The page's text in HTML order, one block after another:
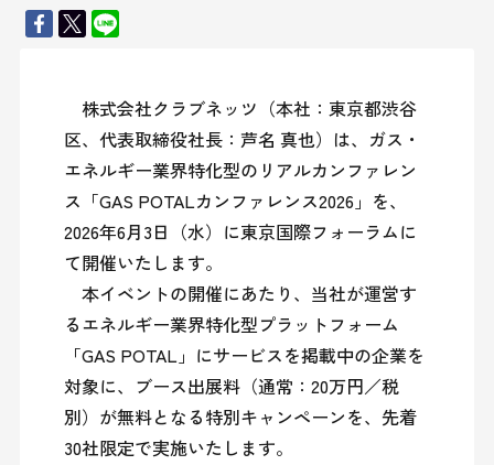
株式会社クラブネッツ（本社：東京都渋谷
区、代表取締役社長：芦名 真也）は、ガス・
エネルギー業界特化型のリアルカンファレン
ス「GAS POTALカンファレンス2026」を、
2026年6月3日（水）に東京国際フォーラムに
て開催いたします。
本イベントの開催にあたり、当社が運営す
るエネルギー業界特化型プラットフォーム
「GAS POTAL」にサービスを掲載中の企業を
対象に、ブース出展料（通常：20万円／税
別）が無料となる特別キャンペーンを、先着
30社限定で実施いたします。